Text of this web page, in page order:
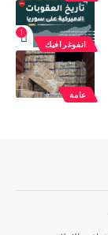
1
انفوغرافيك
عامة